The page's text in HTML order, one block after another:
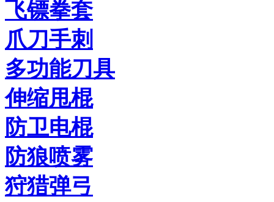
飞镖拳套
爪刀手刺
多功能刀具
伸缩甩棍
防卫电棍
防狼喷雾
狩猎弹弓